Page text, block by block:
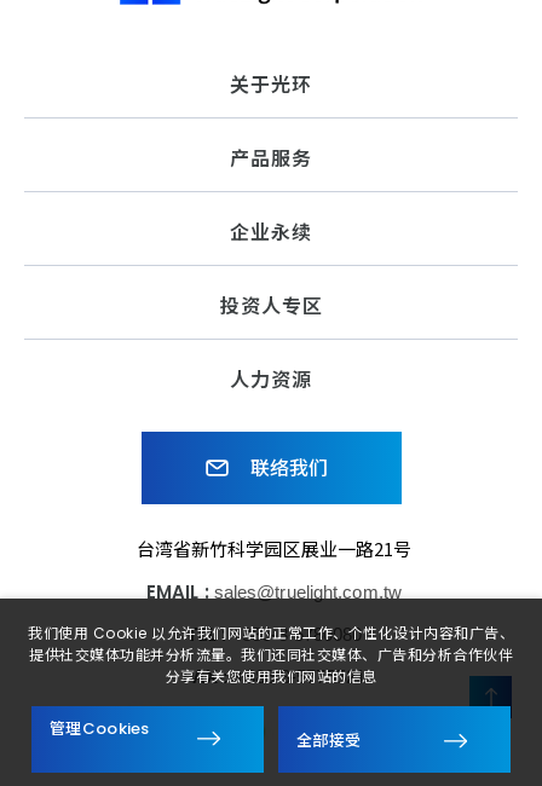
关于光环
产品服务
企业永续
投资人专区
人力资源
联络我们
台湾省新竹科学园区展业一路21号
EMAIL : sales@truelight.com.tw
TEL : +886-3-5780080
FAX : +886-3-5775521
子公司 关注我们
我们使用 Cookie 以允许我们网站的正常工作、个性化设计内容和广告、
提供社交媒体功能并分析流量。我们还同社交媒体、广告和分析合作伙伴
分享有关您使用我们网站的信息
管理Cookies 全部接受